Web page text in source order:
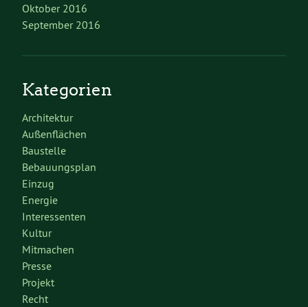
Oktober 2016
September 2016
Kategorien
Architektur
Außenflächen
Baustelle
Bebauungsplan
Einzug
Energie
Interessenten
Kultur
Mitmachen
Presse
Projekt
Recht